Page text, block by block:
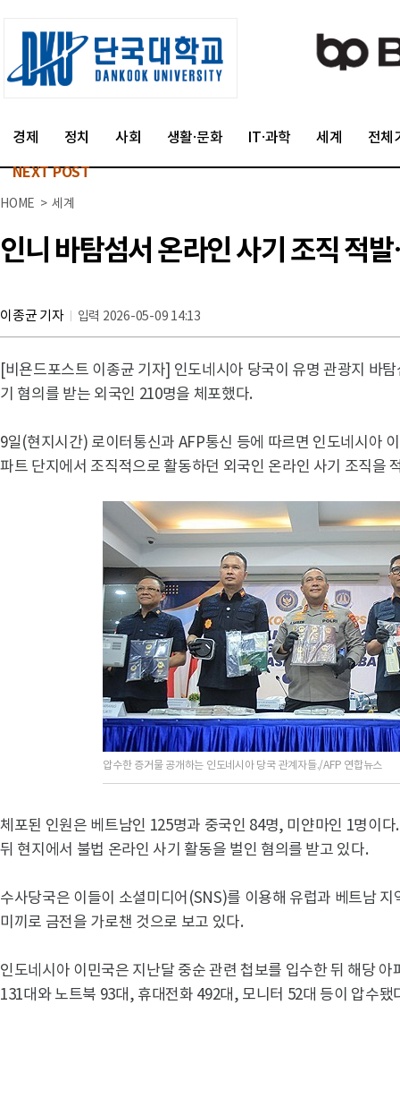
경제 정치 사회 생활·문화 IT·과학 세계 전체
NEXT POST
HOME > 세계
인니 바탐섬서 온라인 사기 조직 적
이종균 기자 입력 2026-05-09 14:13
[비욘드포스트 이종균 기자] 인도네시아 당국이 유명 관광지 바
기 혐의를 받는 외국인 210명을 체포했다.
9일(현지시간) 로이터통신과 AFP통신 등에 따르면 인도네시아
파트 단지에서 조직적으로 활동하던 외국인 온라인 사기 조직을
압수한 증거물 공개하는 인도네시아 당국 관계자들./AFP 연합뉴스
체포된 인원은 베트남인 125명과 중국인 84명, 미얀마인 1명이
뒤 현지에서 불법 온라인 사기 활동을 벌인 혐의를 받고 있다.
수사당국은 이들이 소셜미디어(SNS)를 이용해 유럽과 베트남
미끼로 금전을 가로챈 것으로 보고 있다.
인도네시아 이민국은 지난달 중순 관련 첩보를 입수한 뒤 해당
131대와 노트북 93대, 휴대전화 492대, 모니터 52대 등이 압수됐